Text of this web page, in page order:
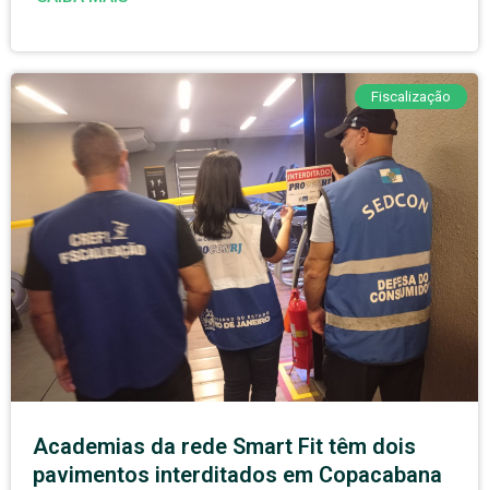
Fiscalização
Academias da rede Smart Fit têm dois
pavimentos interditados em Copacabana